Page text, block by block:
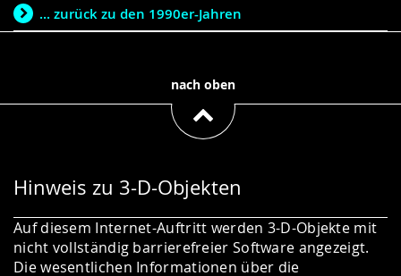
... zurück zu den 1990er-Jahren
nach oben
Hinweis zu 3-D-Objekten
Auf diesem Internet-Auftritt werden 3-D-Objekte mit
nicht vollständig barrierefreier Software angezeigt.
Die wesentlichen Informationen über die